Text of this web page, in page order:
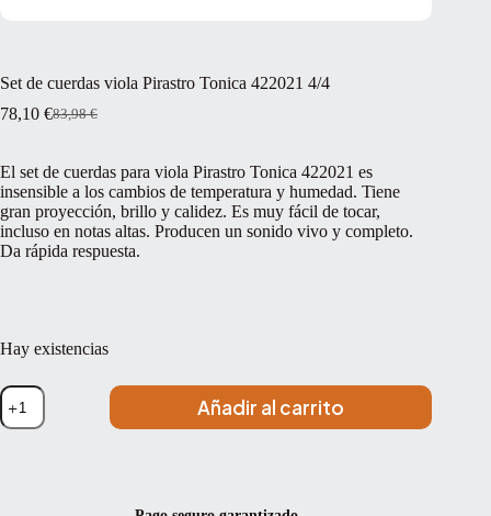
Set de cuerdas viola Pirastro Tonica 422021 4/4
83,98€
El
original
era:
83,98 €.
78,10 €El
actual
es:
78,10 €.
El set de cuerdas para viola Pirastro Tonica 422021 es
insensible a los cambios de temperatura y humedad. Tiene
gran proyección, brillo y calidez. Es muy fácil de tocar,
incluso en notas altas. Producen un sonido vivo y completo.
Da rápida respuesta.
Hay existencias
Set
de
cuerdas
Añadir al carrito